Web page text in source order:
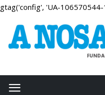
gtag('config', 'UA-106570544-